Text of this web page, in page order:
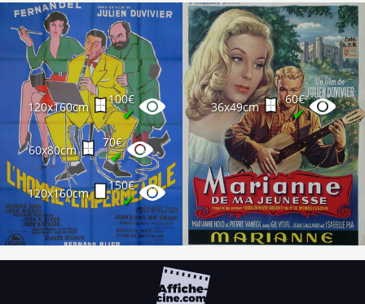
120x160cm
100€
✔
60x80cm
70€
✔
120x160cm
150€
✔
36x49cm
60€
✔